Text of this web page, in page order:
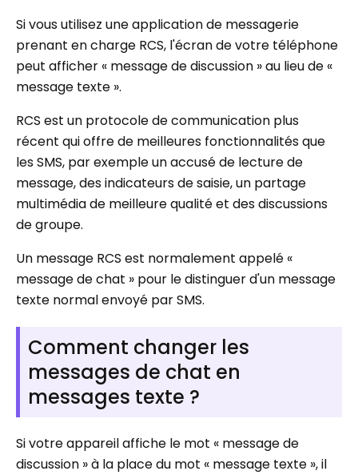
Si vous utilisez une application de messagerie
prenant en charge RCS, l'écran de votre téléphone
peut afficher « message de discussion » au lieu de «
message texte ».
RCS est un protocole de communication plus
récent qui offre de meilleures fonctionnalités que
les SMS, par exemple un accusé de lecture de
message, des indicateurs de saisie, un partage
multimédia de meilleure qualité et des discussions
de groupe.
Un message RCS est normalement appelé «
message de chat » pour le distinguer d'un message
texte normal envoyé par SMS.
Comment changer les
messages de chat en
messages texte ?
Si votre appareil affiche le mot « message de
discussion » à la place du mot « message texte », il